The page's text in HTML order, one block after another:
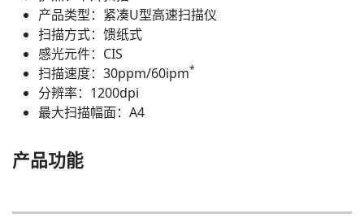
产品类型：紧凑U型高速扫描仪
扫描方式：馈纸式
感光元件：CIS
扫描速度：30ppm/60ipm*
分辨率：1200dpi
最大扫描幅面：A4
产品功能